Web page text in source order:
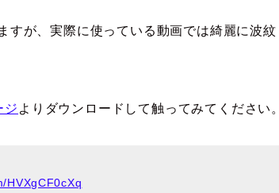
すが、実際に使っている動画では綺麗に波紋
ジ よりダウンロードして触ってみてください。
HVXgCF0cXq